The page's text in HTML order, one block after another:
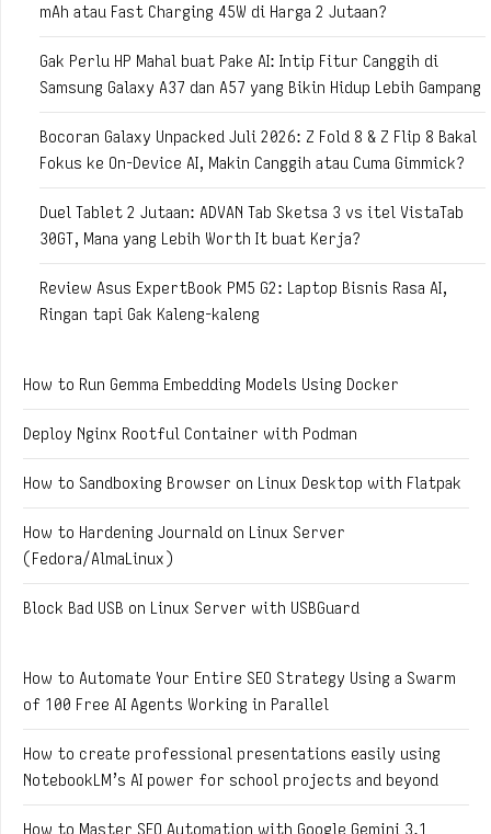
mAh atau Fast Charging 45W di Harga 2 Jutaan?
Gak Perlu HP Mahal buat Pake AI: Intip Fitur Canggih di
Samsung Galaxy A37 dan A57 yang Bikin Hidup Lebih Gampang
Bocoran Galaxy Unpacked Juli 2026: Z Fold 8 & Z Flip 8 Bakal
Fokus ke On-Device AI, Makin Canggih atau Cuma Gimmick?
Duel Tablet 2 Jutaan: ADVAN Tab Sketsa 3 vs itel VistaTab
30GT, Mana yang Lebih Worth It buat Kerja?
Review Asus ExpertBook PM5 G2: Laptop Bisnis Rasa AI,
Ringan tapi Gak Kaleng-kaleng
How to Run Gemma Embedding Models Using Docker
Deploy Nginx Rootful Container with Podman
How to Sandboxing Browser on Linux Desktop with Flatpak
How to Hardening Journald on Linux Server
(Fedora/AlmaLinux)
Block Bad USB on Linux Server with USBGuard
How to Automate Your Entire SEO Strategy Using a Swarm
of 100 Free AI Agents Working in Parallel
How to create professional presentations easily using
NotebookLM’s AI power for school projects and beyond
How to Master SEO Automation with Google Gemini 3.1